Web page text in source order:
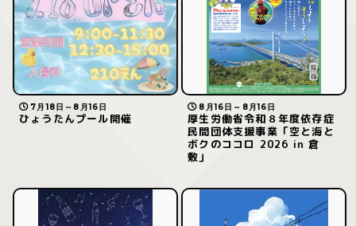
7月18日～8月16日
ひょうたんプール開催
8月16日～8月16日
厚生労働省令和８年度依存症
民間団体支援事業「空と海と
ボクのココロ 2026 in 倉
敷」